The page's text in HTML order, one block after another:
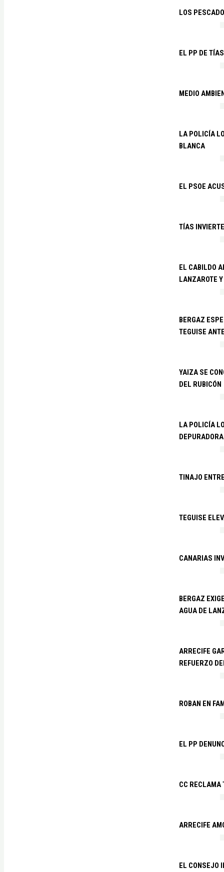
LOS
EL PP DE
MEDIO
LA POLICÍA
BLANCA
EL PSOE
TÍAS
EL CABILDO
LANZAROTE
BERGAZ
TEGUISE
YAIZA SE
DEL RUBICÓN
LA POLICÍA
TINAJO
TEGUISE
CANARIAS
BERGAZ
AGUA DE
ARRECIFE
REFUERZO
ROBAN EN
EL PP
CC RECLAMA
ARRECIFE
EL CONSEJO